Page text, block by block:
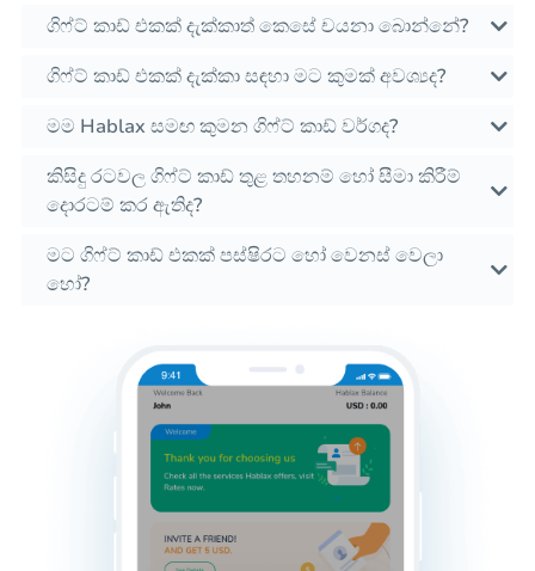
ගිෆ්ට් කාඩ් එකක් දැක්කාත් කෙසේ චයනා බොන්නේ?
ගිෆ්ට් කාඩ් එකක් දැක්කා සඳහා මට කුමක් අවශ්‍යද?
මම Hablax සමඟ කුමන ගිෆ්ට් කාඩ් වර්ගද?
කිසිදු රටවල ගිෆ්ට් කාඩ් තුළ තහනම් හෝ සීමා කිරීම්
දොරටම් කර ඇතිද?
මට ගිෆ්ට් කාඩ් එකක් පස්ෂිරට හෝ වෙනස් වෙලා
හෝ?